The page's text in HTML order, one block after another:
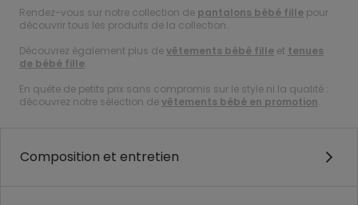
Rendez-vous sur notre collection de pantalons bébé fille pour
découvrir tous les produits de la collection.
Découvrez également plus devêtements bébé fille et tenues
de bébé fille.
En quête de petits prix sans compromis sur le style ni la qualité :
découvrez notre sélection devêtements bébé en promotion.
Composition et entretien